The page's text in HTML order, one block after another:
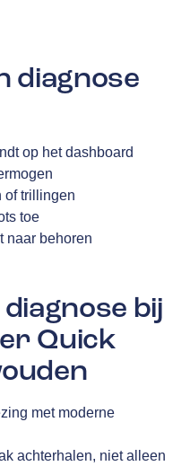
diagnose
op het dashboard
of trillingen
toe
naar behoren
bij
Quick
met moderne
achterhalen, niet alleen